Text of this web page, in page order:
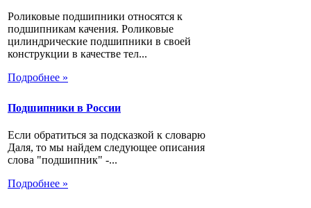
Роликовые подшипники относятся к
подшипникам качения. Роликовые
цилиндрические подшипники в своей
конструкции в качестве тел...
Подробнее »
Подшипники в России
Если обратиться за подсказкой к словарю
Даля, то мы найдем следующее описания
слова "подшипник" -...
Подробнее »